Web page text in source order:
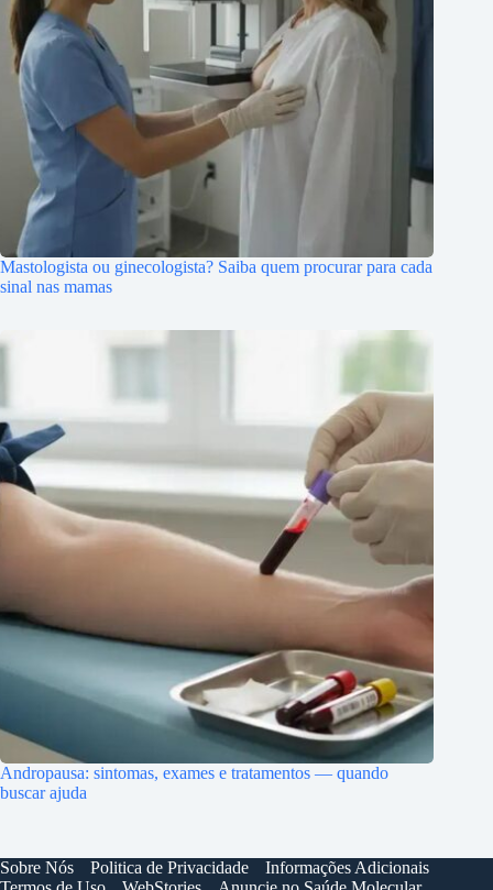
Mastologista ou ginecologista? Saiba quem procurar para cada
sinal nas mamas
Andropausa: sintomas, exames e tratamentos — quando
buscar ajuda
Sobre Nós Politica de Privacidade
Informações Adicionais